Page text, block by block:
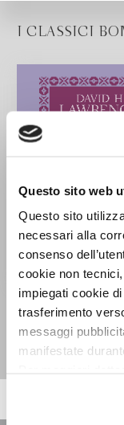
Questo sito web
Questo sito
necessari alla
consenso
cookie non
impiegati cookie
trasferimento
messaggi
manifestate
scelte privacy sui
I CLASSICI
L'amante di
Chatterley
D. H. Lawrence